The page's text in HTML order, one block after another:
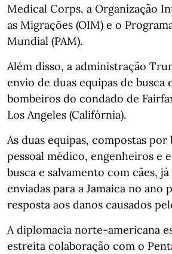
Medical Corps, a Organização
as Migrações (OIM) e o
Mundial (PAM).
Além disso, a administração
envio de duas equipas de busca
bombeiros do condado de
Los Angeles (Califórnia).
As duas equipas, compostas por
pessoal médico, engenheiros e
busca e salvamento com cães,
enviadas para a Jamaica no ano
resposta aos danos causados
A diplomacia norte-americana
estreita colaboração com o